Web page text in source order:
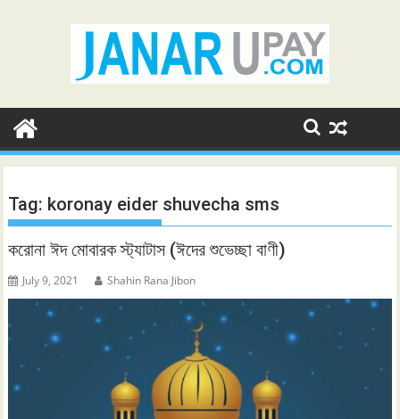
Tag: koronay eider shuvecha sms
করোনা ঈদ মোবারক স্ট্যাটাস (ঈদের শুভেচ্ছা বাণী)
July 9, 2021 Shahin Rana Jibon